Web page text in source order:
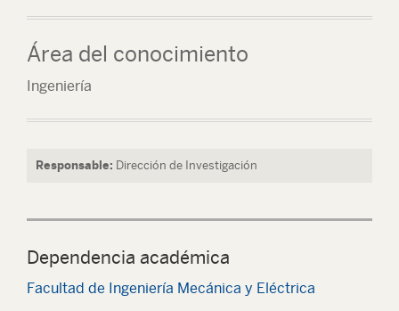
Área del conocimiento
Ingeniería
Responsable: Dirección de Investigación
Dependencia académica
Facultad de Ingeniería Mecánica y Eléctrica